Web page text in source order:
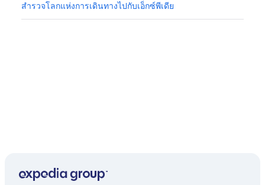
สำรวจโลกแห่งการเดินทางไปกับเอ็กซ์พีเดีย